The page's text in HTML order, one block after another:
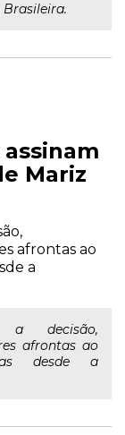
Mariz
afrontas ao
a
a decisão,
afrontas ao
desde a